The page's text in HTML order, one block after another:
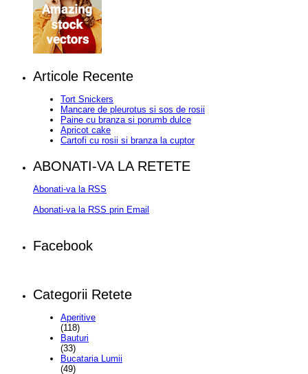
Articole Recente
Tort Snickers
Mancare de pleurotus si sos de rosii
Paine cu branza si porumb dulce
Apricot cake
Cartofi cu rosii si branza la cuptor
ABONATI-VA LA RETETE
Abonati-va la RSS
Abonati-va la RSS prin Email
Facebook
Categorii Retete
Aperitive
(118)
Bauturi
(33)
Bucataria Lumii
(49)